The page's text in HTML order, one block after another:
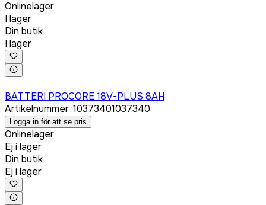
Onlinelager
I lager
Din butik
I lager
BATTERI PROCORE 18V-PLUS 8AH
Artikelnummer:10373401037340
Logga in för att se pris
Onlinelager
Ej i lager
Din butik
Ej i lager